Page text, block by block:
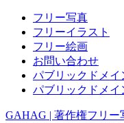
フリー写真
フリーイラスト
フリー絵画
お問い合わせ
パブリックドメイ
パブリックドメイ
GAHAG | 著作権フリ